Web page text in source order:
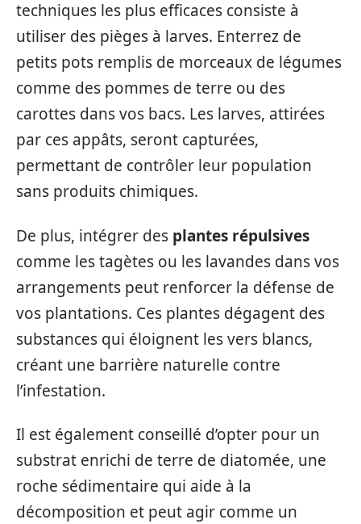
techniques les plus efficaces consiste à
utiliser des pièges à larves. Enterrez de
petits pots remplis de morceaux de légumes
comme des pommes de terre ou des
carottes dans vos bacs. Les larves, attirées
par ces appâts, seront capturées,
permettant de contrôler leur population
sans produits chimiques.
De plus, intégrer des plantes répulsives
comme les tagètes ou les lavandes dans vos
arrangements peut renforcer la défense de
vos plantations. Ces plantes dégagent des
substances qui éloignent les vers blancs,
créant une barrière naturelle contre
l’infestation.
Il est également conseillé d’opter pour un
substrat enrichi de terre de diatomée, une
roche sédimentaire qui aide à la
décomposition et peut agir comme un